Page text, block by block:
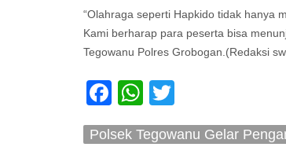
“Olahraga seperti Hapkido tidak hanya
Kami berharap para peserta bisa
Tegowanu Polres Grobogan.(Redaksi
Facebook
WhatsApp
Polsek Tegowanu Gelar